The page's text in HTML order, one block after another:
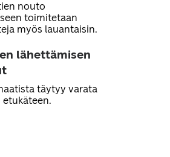
nouto
toimitetaan
myös lauantaisin.
lähettämisen
täytyy varata
etukäteen.